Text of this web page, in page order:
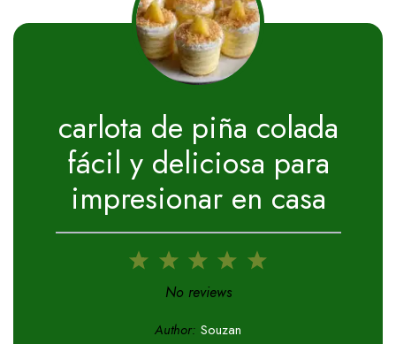
carlota de piña colada
fácil y deliciosa para
impresionar en casa
5
4
3
Stars
2
Stars
1
Star
No reviews
Author: Souzan